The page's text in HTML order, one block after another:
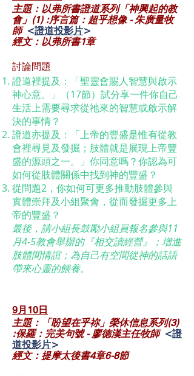
主題：以弗所書證道系列「神興起的教
會」(1) :序言篇：超乎想像 - 朱廣量牧
師 <證道投影片>
經文：以弗所書1章
討論問題
證道裡提及：「聖靈會賜人智慧與啟示
神心意。」（17節）試分享一件你自己
生活上需要尋求從祂來的智慧或啟示解
決的事情？
證道亦提及：「上帝的豐盛是惟有從教
會裡尋見及發掘；肢體就是展現上帝豐
盛的源頭之一。」你同意嗎？你認為可
如何從肢體關係中找到神的豐盛？
從問題2，你如何可更多推動肢體參與
實體崇拜及小組聚會，從而發掘更多上
帝的豐盛？
最後，請小組長鼓勵小組員報名參與11
月4-5教會舉辦的『相交讀經營』；增進
肢體間情誼；為自己有空間從神的話語
帶來心靈的餵養。
9月10 日
主題：「盼望在乎祢」榮休信息系列(3)
:保羅：完美句號 - 廖德漢主任牧師 <證
道投影片>
經文：提摩太後書4章6-8節